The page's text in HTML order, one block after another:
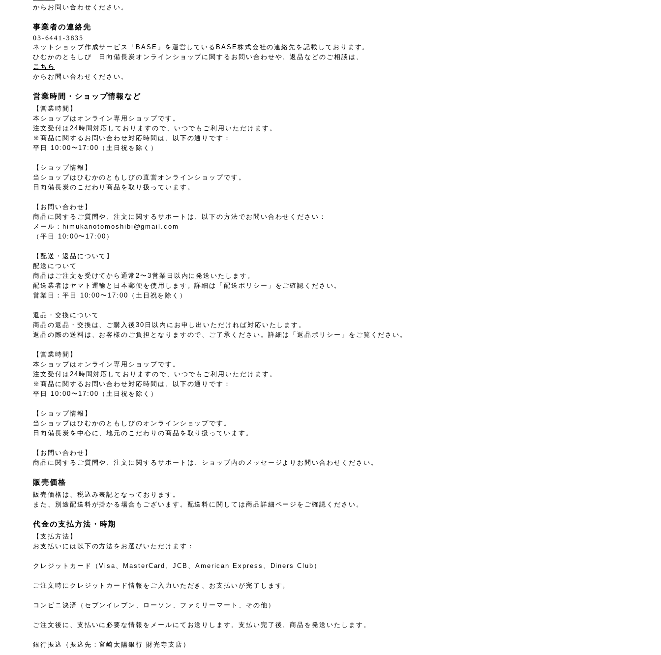
からお問い合わせください。
事業者の連絡先
ネットショップ作成サービス「BASE」を運営しているBASE株式会社の連絡先を記載しております。
ひむかのともしび 日向備長炭オンラインショップに関するお問い合わせや、返品などのご相談は、
こちら
からお問い合わせください。
営業時間・ショップ情報など
【営業時間】
本ショップはオンライン専用ショップです。
注文受付は24時間対応しておりますので、いつでもご利用いただけます。
※商品に関するお問い合わせ対応時間は、以下の通りです：
平日 10:00〜17:00（土日祝を除く）
【ショップ情報】
当ショップはひむかのともしびの直営オンラインショップです。
日向備長炭のこだわり商品を取り扱っています。
【お問い合わせ】
商品に関するご質問や、注文に関するサポートは、以下の方法でお問い合わせください：
メール： himukanotomoshibi@gmail.com
（平日 10:00〜17:00）
【配送・返品について】
配送について
商品はご注文を受けてから通常2〜3営業日以内に発送いたします。
配送業者はヤマト運輸と日本郵便を使用します。詳細は「配送ポリシー」をご確認ください。
営業日：平日 10:00〜17:00（土日祝を除く）
返品・交換について
商品の返品・交換は、ご購入後30日以内にお申し出いただければ対応いたします。
返品の際の送料は、お客様のご負担となりますので、ご了承ください。詳細は「返品ポリシー」をご覧ください。
【営業時間】
本ショップはオンライン専用ショップです。
注文受付は24時間対応しておりますので、いつでもご利用いただけます。
※商品に関するお問い合わせ対応時間は、以下の通りです：
平日 10:00〜17:00（土日祝を除く）
【ショップ情報】
当ショップはひむかのともしびのオンラインショップです。
日向備長炭を中心に、地元のこだわりの商品を取り扱っています。
【お問い合わせ】
商品に関するご質問や、注文に関するサポートは、ショップ内のメッセージよりお問い合わせください。
販売価格
販売価格は、税込み表記となっております。
また、別途配送料が掛かる場合もございます。配送料に関しては商品詳細ページをご確認ください。
代金の支払方法・時期
【支払方法】
お支払いには以下の方法をお選びいただけます：
クレジットカード（Visa、MasterCard、JCB、American Express、Diners Club）
ご注文時にクレジットカード情報をご入力いただき、お支払いが完了します。
コンビニ決済（セブンイレブン、ローソン、ファミリーマート、その他）
ご注文後に、支払いに必要な情報をメールにてお送りします。支払い完了後、商品を発送いたします。
銀行振込（振込先：宮崎太陽銀行 財光寺支店）